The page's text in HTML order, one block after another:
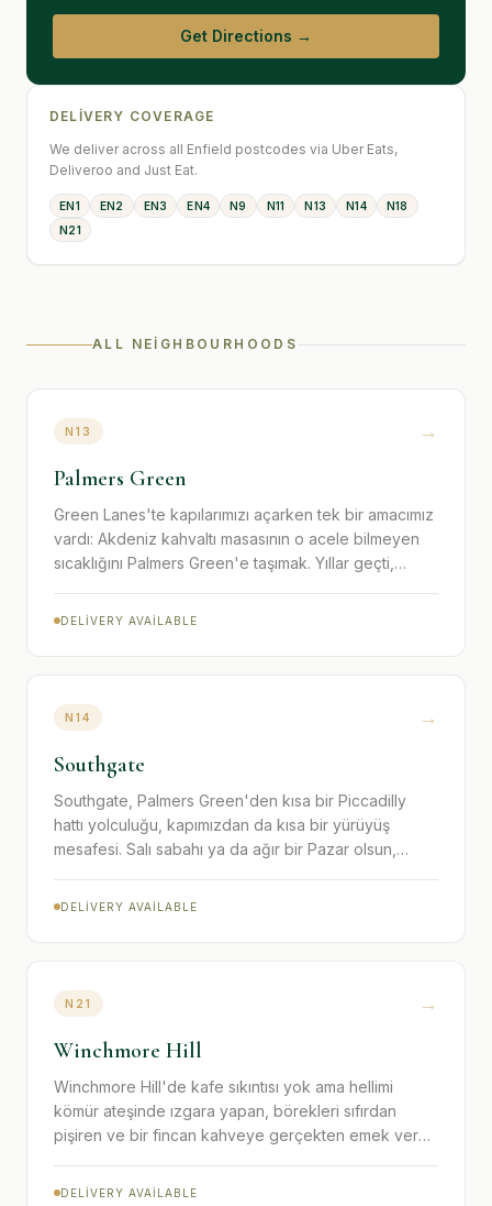
Get Directions →
DELIVERY COVERAGE
We deliver across all Enfield postcodes via Uber Eats,
Deliveroo and Just Eat.
EN1 EN2 EN3 EN4 N9 N11 N13 N14
N18
N21
ALL NEIGHBOURHOODS
N13 →
Palmers Green
Green Lanes'te kapılarımızı açarken tek bir amacımız
vardı: Akdeniz kahvaltı masasının o acele bilmeyen
sıcaklığını Palmers Green'e taşımak. Yıllar geçti,
DELIVERY AVAILABLE
N14 →
Southgate
Southgate, Palmers Green'den kısa bir Piccadilly
hattı yolculuğu, kapımızdan da kısa bir yürüyüş
mesafesi. Salı sabahı ya da ağır bir Pazar olsun,
DELIVERY AVAILABLE
N21 →
Winchmore Hill
Winchmore Hill'de kafe sıkıntısı yok ama hellimi
kömür ateşinde ızgara yapan, börekleri sıfırdan
pişiren ve bir fincan kahveye gerçekten emek veren
DELIVERY AVAILABLE